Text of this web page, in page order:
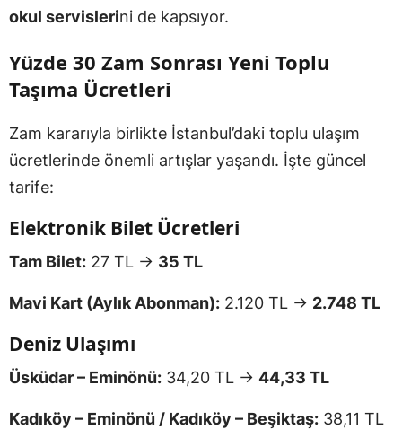
okul servislerini de kapsıyor.
Yüzde 30 Zam Sonrası Yeni Toplu
Taşıma Ücretleri
Zam kararıyla birlikte İstanbul’daki toplu ulaşım
ücretlerinde önemli artışlar yaşandı. İşte güncel
tarife:
Elektronik Bilet Ücretleri
Tam Bilet: 27 TL → 35 TL
Mavi Kart (Aylık Abonman): 2.120 TL → 2.748 TL
Deniz Ulaşımı
Üsküdar – Eminönü: 34,20 TL → 44,33 TL
Kadıköy – Eminönü / Kadıköy – Beşiktaş: 38,11 TL